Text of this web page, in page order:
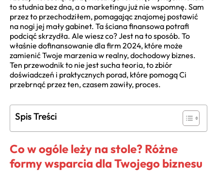
to studnia bez dna, a o marketingu już nie wspomnę. Sam
przez to przechodziłem, pomagając znajomej postawić
na nogi jej mały gabinet. Ta ściana finansowa potrafi
podciąć skrzydła. Ale wiesz co? Jest na to sposób. To
właśnie dofinansowanie dla firm 2024, które może
zamienić Twoje marzenia w realny, dochodowy biznes.
Ten przewodnik to nie jest sucha teoria, to zbiór
doświadczeń i praktycznych porad, które pomogą Ci
przebrnąć przez ten, czasem zawiły, proces.
Spis Treści
Co w ogóle leży na stole? Różne
formy wsparcia dla Twojego biznesu